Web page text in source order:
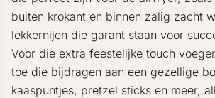
buiten krokant en binnen zalig zacht
lekkernijen die garant staan voor
Voor die extra feestelijke touch
toe die bijdragen aan een gezellige
kaaspuntjes, pretzel sticks en meer,